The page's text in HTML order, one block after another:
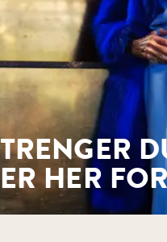
TRENGER
ER HER